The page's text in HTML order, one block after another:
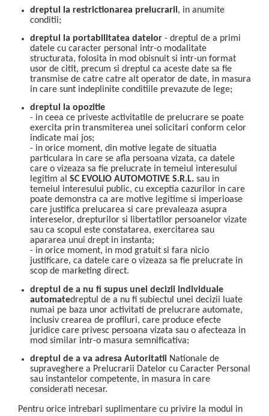
dreptul la restrictionarea prelucrarii, in anumite
conditii;
dreptul la portabilitatea datelor - dreptul de a primi
datele cu caracter personal intr-o modalitate
structurata, folosita in mod obisnuit si intr-un format
usor de citit, precum si dreptul ca aceste date sa fie
transmise de catre catre alt operator de date, in masura
in care sunt indeplinite conditiile prevazute de lege;
dreptul la opozitie
- in ceea ce priveste activitatile de prelucrare se poate
exercita prin transmiterea unei solicitari conform celor
indicate mai jos;
- in orice moment, din motive legate de situatia
particulara in care se afla persoana vizata, ca datele
care o vizeaza sa fie prelucrate in temeiul interesului
legitim al SC EVOLIO AUTOMOTIVE S.R.L. sau in
temeiul interesului public, cu exceptia cazurilor in care
poate demonstra ca are motive legitime si imperioase
care justifica prelucarea si care prevaleaza asupra
intereselor, drepturilor si libertatilor persoanelor vizate
sau ca scopul este constatarea, exercitarea sau
apararea unui drept in instanta;
- in orice moment, in mod gratuit si fara nicio
justificare, ca datele care o vizeaza sa fie prelucrate in
scop de marketing direct.
dreptul de a nu fi supus unei decizii individuale
automatedreptul de a nu fi subiectul unei decizii luate
numai pe baza unor activitati de prelucrare automate,
inclusiv crearea de profiluri, care produce efecte
juridice care privesc persoana vizata sau o afecteaza in
mod similar intr-o masura semnificativa;
dreptul de a va adresa Autoritatii Nationale de
supraveghere a Prelucrarii Datelor cu Caracter Personal
sau instantelor competente, in masura in care
considerati necesar.
Pentru orice intrebari suplimentare cu privire la modul in